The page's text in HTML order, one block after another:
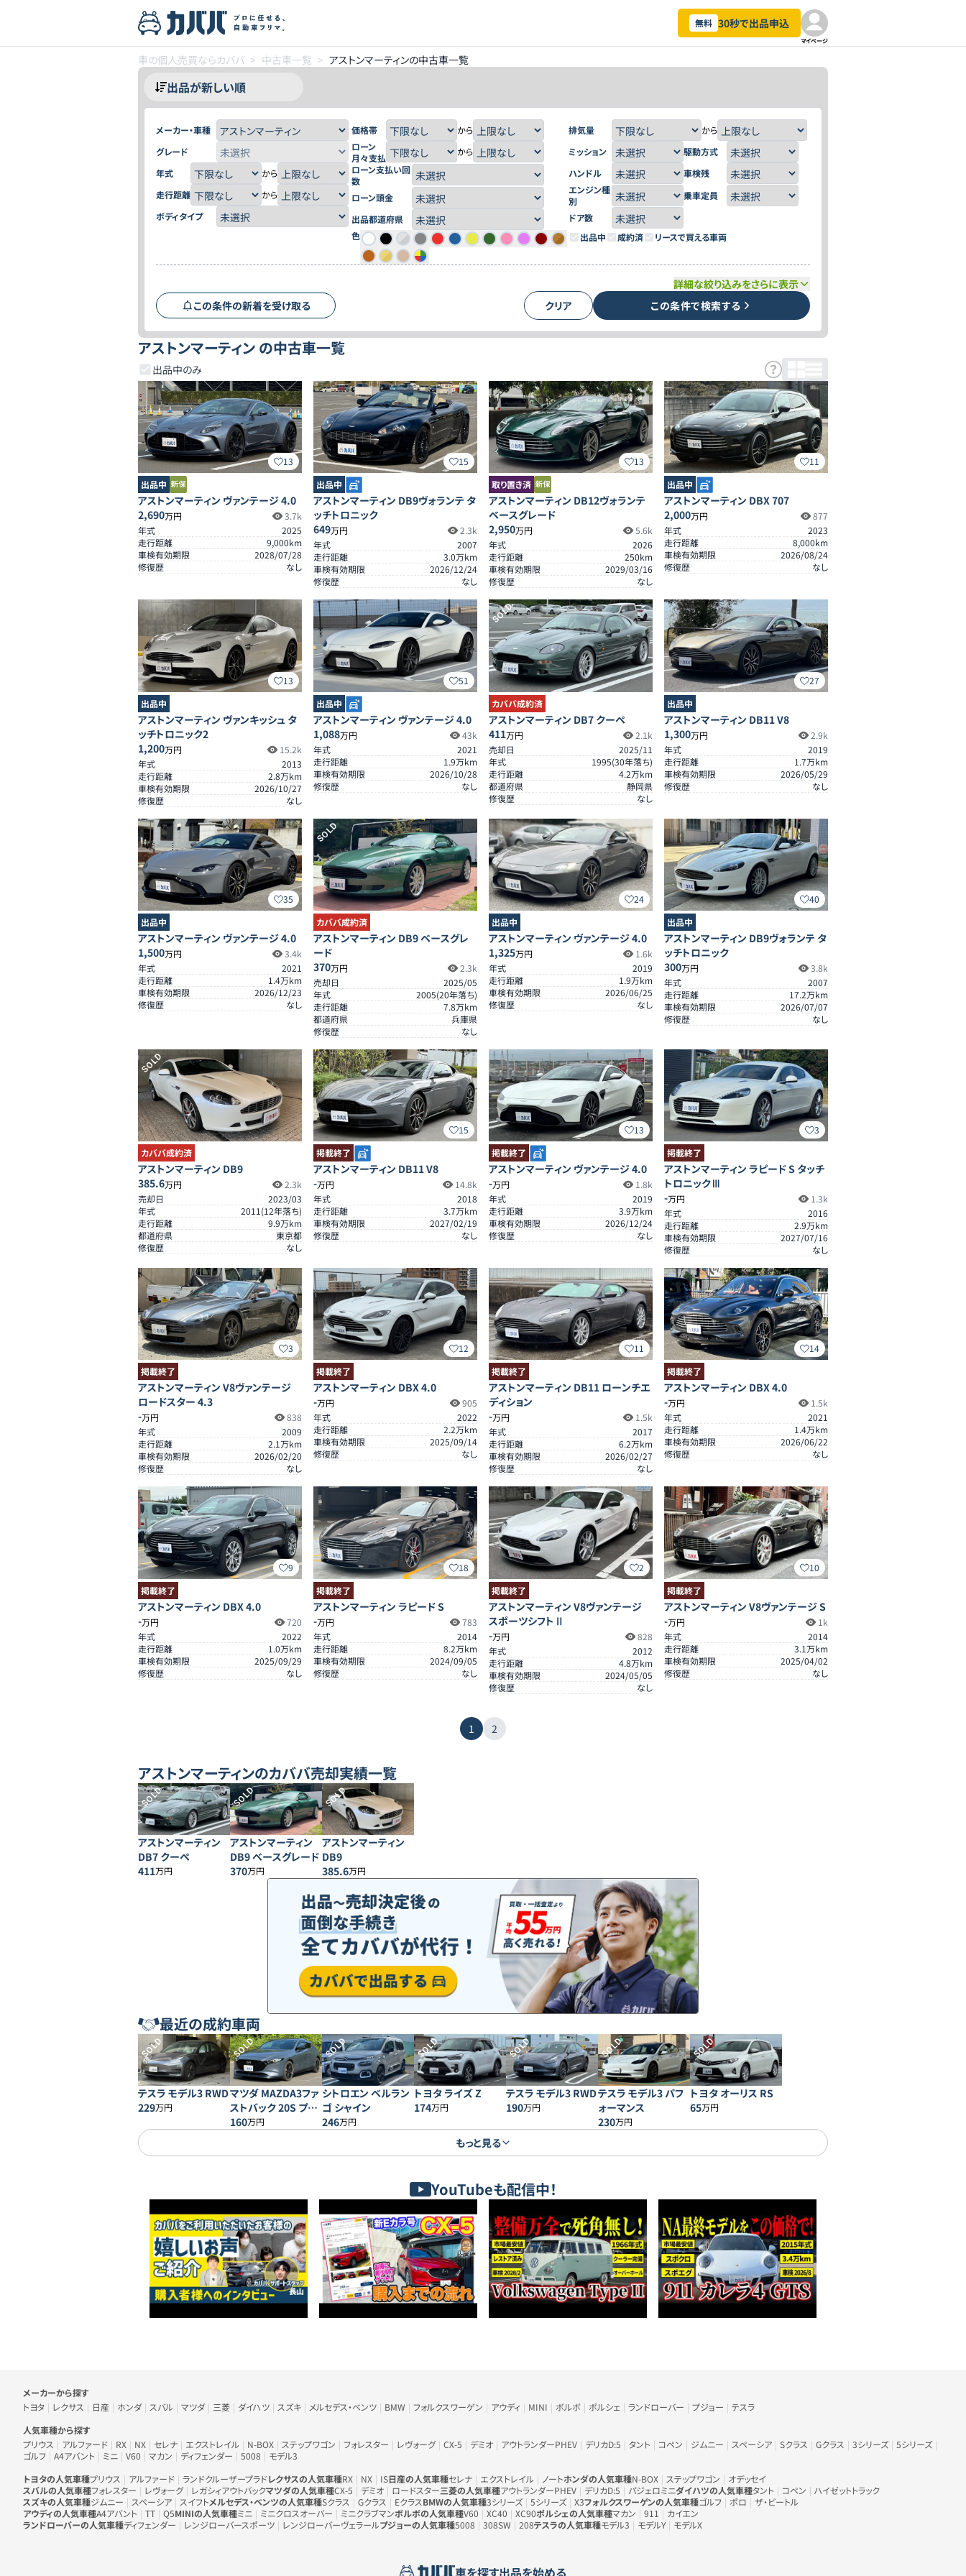
無料 30秒で出品申込
マイページ
車の個人売買ならカババ > 中古車一覧 > アストンマーティンの中古車一覧
メーカー・車種
グレード
年式
から
走行距離
から
ボディタイプ
価格帯
から
ローン
月々支払
から
ローン支払い回
数
ローン頭金
出品都道府県
色
排気量
から
ミッション
駆動方式
ハンドル
車検残
エンジン種
別
乗車定員
ドア数
出品中
成約済 リースで買える車両
詳細な絞り込みをさらに表示
この条件の新着を受け取る
クリア この条件で検索する
アストンマーティン の中古車一覧
出品中のみ
13
出品中
アストンマーティン ヴァンテージ 4.0
2,690万円
3.7k
年式
2025
走行距離
9,000km
車検有効期限
2028/07/28
修復歴
なし
15
出品中
アストンマーティン DB9ヴォランテ タ
ッチトロニック
649万円
2.3k
年式
2007
走行距離
3.0万km
車検有効期限
2026/12/24
修復歴
なし
13
取り置き済
アストンマーティン DB12ヴォランテ
ベースグレード
2,950万円
5.6k
年式
2026
走行距離
250km
車検有効期限
2029/03/16
修復歴
なし
11
出品中
アストンマーティン DBX 707
2,000万円
877
年式
2023
走行距離
8,000km
車検有効期限
2026/08/24
修復歴
なし
13
出品中
アストンマーティン ヴァンキッシュ タ
ッチトロニック2
1,200万円
15.2k
年式
2013
走行距離
2.8万km
車検有効期限
2026/10/27
修復歴
なし
51
出品中
アストンマーティン ヴァンテージ 4.0
1,088万円
43k
年式
2021
走行距離
1.9万km
車検有効期限
2026/10/28
修復歴
なし
SOLD
カババ成約済
アストンマーティン DB7 クーペ
411万円
2.1k
売却日
2025/11
年式
1995(30年落ち)
走行距離
4.2万km
都道府県
静岡県
修復歴
なし
27
出品中
アストンマーティン DB11 V8
1,300万円
2.9k
年式
2019
走行距離
1.7万km
車検有効期限
2026/05/29
修復歴
なし
35
出品中
アストンマーティン ヴァンテージ 4.0
1,500万円
3.4k
年式
2021
走行距離
1.4万km
車検有効期限
2026/12/23
修復歴
なし
SOLD
カババ成約済
アストンマーティン DB9 ベースグレ
ード
370万円
2.3k
売却日
2025/05
年式
2005(20年落ち)
走行距離
7.8万km
都道府県
兵庫県
修復歴
なし
24
出品中
アストンマーティン ヴァンテージ 4.0
1,325万円
1.6k
年式
2019
走行距離
1.9万km
車検有効期限
2026/06/25
修復歴
なし
40
出品中
アストンマーティン DB9ヴォランテ タ
ッチトロニック
300万円
3.8k
年式
2007
走行距離
17.2万km
車検有効期限
2026/07/07
修復歴
なし
SOLD
カババ成約済
アストンマーティン DB9
385.6万円
2.3k
売却日
2023/03
年式
2011(12年落ち)
走行距離
9.9万km
都道府県
東京都
修復歴
なし
15
掲載終了
アストンマーティン DB11 V8
-万円
14.8k
年式
2018
走行距離
3.7万km
車検有効期限
2027/02/19
修復歴
なし
13
掲載終了
アストンマーティン ヴァンテージ 4.0
-万円
1.8k
年式
2019
走行距離
3.9万km
車検有効期限
2026/12/24
修復歴
なし
3
掲載終了
アストンマーティン ラピード S タッチ
トロニックⅢ
-万円
1.3k
年式
2016
走行距離
2.9万km
車検有効期限
2027/07/16
修復歴
なし
3
掲載終了
アストンマーティン V8ヴァンテージ
ロードスター 4.3
-万円
838
年式
2009
走行距離
2.1万km
車検有効期限
2026/02/20
修復歴
なし
12
掲載終了
アストンマーティン DBX 4.0
-万円
905
年式
2022
走行距離
2.2万km
車検有効期限
2025/09/14
修復歴
なし
11
掲載終了
アストンマーティン DB11 ローンチエ
ディション
-万円
1.5k
年式
2017
走行距離
6.2万km
車検有効期限
2026/02/27
修復歴
なし
14
掲載終了
アストンマーティン DBX 4.0
-万円
1.5k
年式
2021
走行距離
1.4万km
車検有効期限
2026/06/22
修復歴
なし
9
掲載終了
アストンマーティン DBX 4.0
-万円
720
年式
2022
走行距離
1.0万km
車検有効期限
2025/09/29
修復歴
なし
18
掲載終了
アストンマーティン ラピード S
-万円
783
年式
2014
走行距離
8.2万km
車検有効期限
2024/09/05
修復歴
なし
2
掲載終了
アストンマーティン V8ヴァンテージ
スポーツシフトⅡ
-万円
828
年式
2012
走行距離
4.8万km
車検有効期限
2024/05/05
修復歴
なし
10
掲載終了
アストンマーティン V8ヴァンテージ S
-万円
1k
年式
2014
走行距離
3.1万km
車検有効期限
2025/04/02
修復歴
なし
1 2
アストンマーティンのカババ売却実績一覧
SOLD
アストンマーティン
DB7 クーペ
411万円
SOLD
アストンマーティン
DB9 ベースグレード
370万円
SOLD
アストンマーティン
DB9
385.6万円
最近の成約車両
SOLD
テスラ モデル3 RWD
229万円
SOLD
マツダ MAZDA3ファ
ストバック 20S プロ
アクティブ
160万円
SOLD
シトロエン ベルラン
ゴ シャイン
246万円
SOLD
トヨタ ライズ Z
174万円
SOLD
テスラ モデル3 RWD
190万円
SOLD
テスラ モデル3 パフ
ォーマンス
230万円
SOLD
トヨタ オーリス RS
65万円
もっと見る
YouTubeも配信中！
車のメーカー・人気車種から探す
メーカーから探す
トヨタ
レクサス 日産 ホンダ スバル マツダ 三菱 ダイハツ スズキ メルセデス・ベンツ BMW フォルクスワーゲン アウディ MINI ボルボ ポルシェ ランドローバー プジョー
テスラ
人気車種から探す
プリウス
アルファード RX NX セレナ エクストレイル N-BOX ステップワゴン フォレスター レヴォーグ CX-5 デミオ アウトランダーPHEV デリカD:5 タント コペン ジムニー スペーシア Sクラス Gクラス 3シリーズ
5シリーズ
ゴルフ
A4アバント ミニ V60 マカン ディフェンダー 5008
モデル3
トヨタの人気車種プリウス アルファード ランドクルーザープラドレクサスの人気車種RX NX IS日産の人気車種セレナ エクストレイル ノートホンダの人気車種N-BOX ステップワゴン
オデッセイ
スバルの人気車種フォレスター レヴォーグ レガシィアウトバックマツダの人気車種CX-5 デミオ ロードスター三菱の人気車種アウトランダーPHEV デリカD:5 パジェロミニダイハツの人気車種タント コペン
ハイゼットトラック
スズキの人気車種ジムニー スペーシア スイフトメルセデス・ベンツの人気車種Sクラス Gクラス EクラスBMWの人気車種3シリーズ 5シリーズ X3フォルクスワーゲンの人気車種ゴルフ ポロ
ザ・ビートル
アウディの人気車種A4アバント TT Q5MINIの人気車種ミニ ミニクロスオーバー ミニクラブマンボルボの人気車種V60 XC40 XC90ポルシェの人気車種マカン 911
カイエン
ランドローバーの人気車種ディフェンダー レンジローバースポーツ レンジローバーヴェラールプジョーの人気車種5008 308SW 208テスラの人気車種モデル3 モデルY モデルX
車を探す出品を始める